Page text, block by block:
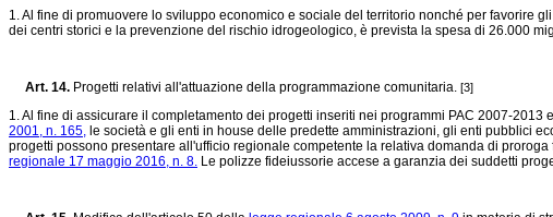
1. Al fine di promuovere lo sviluppo economico e sociale del territorio nonché per favorire
dei centri storici e la prevenzione del rischio idrogeologico, è prevista la spesa di 26.000
Art. 14. Progetti relativi all'attuazione della programmazione comunitaria. [3]
1. Al fine di assicurare il completamento dei progetti inseriti nei programmi PAC 2007-
2001, n. 165, le società e gli enti in house delle predette amministrazioni, gli enti pubblici
progetti possono presentare all'ufficio regionale competente la relativa domanda di
regionale 17 maggio 2016, n. 8. Le polizze fideiussorie accese a garanzia dei suddetti